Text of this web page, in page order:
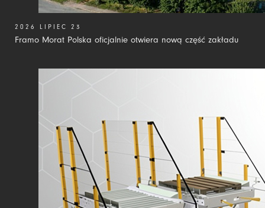
Framo Morat Polska oficjalnie otwiera nową część zakładu
2026 LIPIEC 23